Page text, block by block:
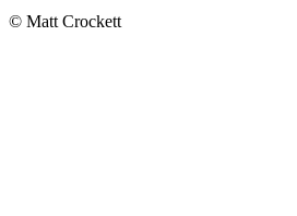
© Matt Crockett